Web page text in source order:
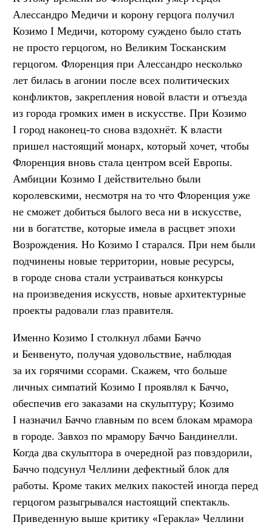
Алессандро Медичи и корону герцога получил
Козимо I Медичи, которому суждено было стать
не просто герцогом, но Великим Тосканским
герцогом. Флоренция при Алессандро несколько
лет билась в агонии после всех политических
конфликтов, закрепления новой власти и отъезда
из города громких имен в искусстве. При Козимо
I город наконец-то снова вздохнёт. К власти
пришел настоящий монарх, который хочет, чтобы
Флоренция вновь стала центром всей Европы.
Амбиции Козимо I действительно были
королевскими, несмотря на то что Флоренция уже
не сможет добиться былого веса ни в искусстве,
ни в богатстве, которые имела в расцвет эпохи
Возрождения. Но Козимо I старался. При нем были
подчинены новые территории, новые ресурсы,
в городе снова стали устраиваться конкурсы
на произведения искусств, новые архитектурные
проекты радовали глаз правителя.
Именно Козимо I столкнул лбами Баччо
и Бенвенуто, получая удовольствие, наблюдая
за их горячими ссорами. Скажем, что больше
личных симпатий Козимо I проявлял к Баччо,
обеспечив его заказами на скульптуру; Козимо
I назначил Баччо главным по всем блокам мрамора
в городе. Завхоз по мрамору Баччо Бандинелли.
Когда два скульптора в очередной раз повздорили,
Баччо подсунул Челлини дефектный блок для
работы. Кроме таких мелких пакостей иногда перед
герцогом разыгрывался настоящий спектакль.
Приведенную выше критику «Геракла» Челлини